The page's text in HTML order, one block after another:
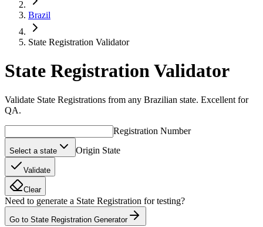
Brazil
State Registration Validator
State Registration Validator
Validate State Registrations from any Brazilian state. Excellent for
QA.
Registration Number
Select a state Origin State
Validate
Clear
Need to generate a State Registration for testing?
Go to State Registration Generator